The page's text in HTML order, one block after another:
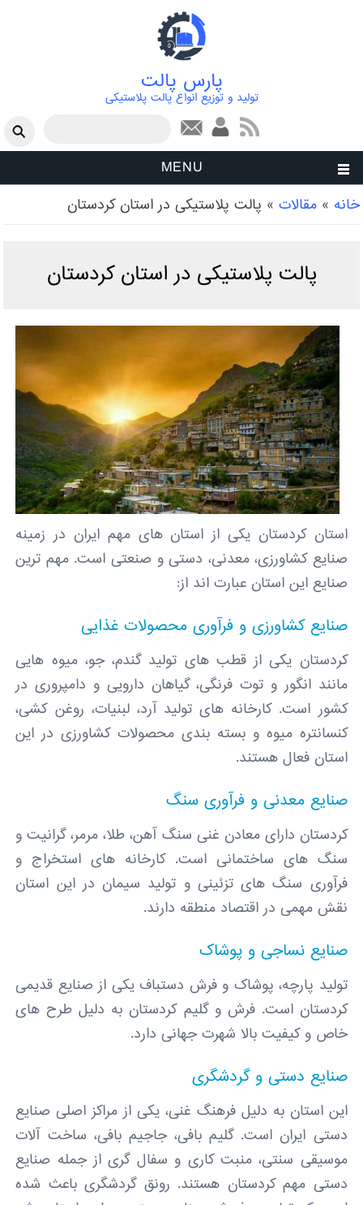
پارس پالت
تولید و توزیع انواع پالت پلاستیکی
فرم جستجو
MENU
شما اینجا هستید
خانه » مقالات » پالت پلاستیکی در استان کردستان
پالت پلاستیکی در استان کردستان
استان کردستان یکی از استان‌ های مهم ایران در زمینه
صنایع کشاورزی، معدنی، دستی و صنعتی است. مهم ‌ترین
صنایع این استان عبارت‌ اند از:
صنایع کشاورزی و فرآوری محصولات غذایی
کردستان یکی از قطب ‌های تولید گندم، جو، میوه ‌هایی
مانند انگور و توت‌ فرنگی، گیاهان دارویی و دامپروری در
کشور است. کارخانه ‌های تولید آرد، لبنیات، روغن ‌کشی،
کنسانتره میوه و بسته ‌بندی محصولات کشاورزی در این
استان فعال هستند.
صنایع معدنی و فرآوری سنگ
کردستان دارای معادن غنی سنگ آهن، طلا، مرمر، گرانیت و
سنگ‌ های ساختمانی است. کارخانه‌ های استخراج و
فرآوری سنگ‌ های تزئینی و تولید سیمان در این استان
نقش مهمی در اقتصاد منطقه دارند.
صنایع نساجی و پوشاک
تولید پارچه، پوشاک و فرش دستباف یکی از صنایع قدیمی
کردستان است. فرش و گلیم کردستان به دلیل طرح‌ های
خاص و کیفیت بالا شهرت جهانی دارد.
صنایع دستی و گردشگری
این استان به دلیل فرهنگ غنی، یکی از مراکز اصلی صنایع
دستی ایران است. گلیم‌ بافی، جاجیم‌ بافی، ساخت آلات
موسیقی سنتی، منبت‌ کاری و سفال‌ گری از جمله صنایع
دستی مهم کردستان هستند. رونق گردشگری باعث شده